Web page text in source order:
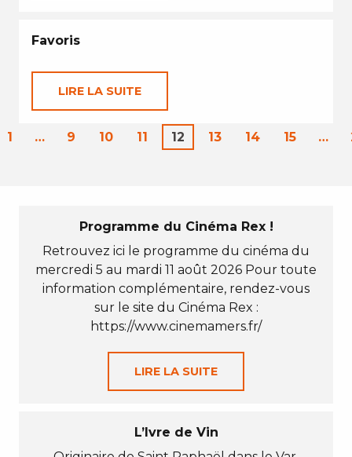
Favoris
LIRE LA SUITE
1 … 9 10 11 12 13 14 15 …
Programme du Cinéma Rex !
Retrouvez ici le programme du cinéma du
mercredi 5 au mardi 11 août 2026 Pour toute
information complémentaire, rendez-vous
sur le site du Cinéma Rex :
https://www.cinemamers.fr/
LIRE LA SUITE
L’Ivre de Vin